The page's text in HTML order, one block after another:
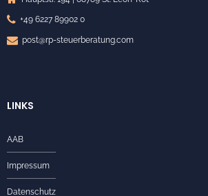
+49 6227 89902 0
post@rp-steuerberatung.com
LINKS
AAB
Impressum
Datenschutz